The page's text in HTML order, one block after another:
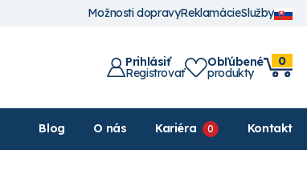
Možnosti dopravyReklamácieSlužby
Prihlásiť
Registrovať
Obľúbené
produkty
0
Blog O nás Kariéra Kontakt